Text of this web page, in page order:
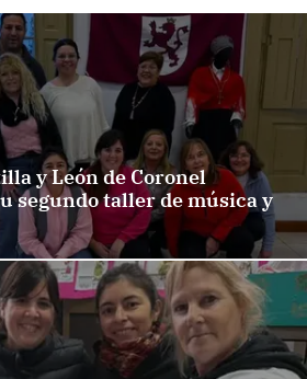
y León de Coronel
segundo taller de música y